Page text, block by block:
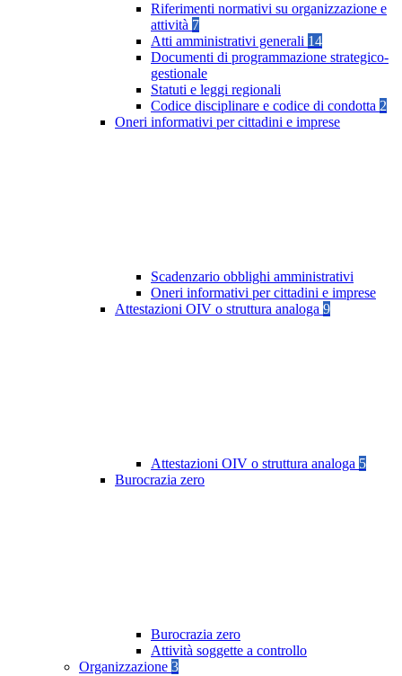
Riferimenti normativi su organizzazione e
attività 7
Atti amministrativi generali 14
Documenti di programmazione strategico-
gestionale
Statuti e leggi regionali
Codice disciplinare e codice di condotta 2
Oneri informativi per cittadini e imprese
Scadenzario obblighi amministrativi
Oneri informativi per cittadini e imprese
Attestazioni OIV o struttura analoga 9
Attestazioni OIV o struttura analoga 5
Burocrazia zero
Burocrazia zero
Attività soggette a controllo
Organizzazione 3